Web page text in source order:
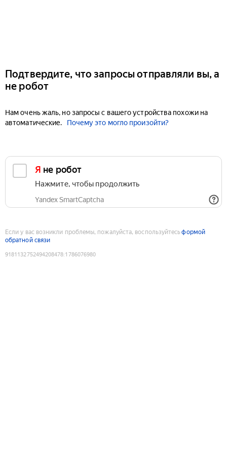
Подтвердите, что запросы отправляли вы, а
не робот
Нам очень жаль, но запросы с вашего устройства похожи на
автоматические.
Почему это могло произойти?
Я не робот
Нажмите, чтобы продолжить
Yandex SmartCaptcha
Если у вас возникли проблемы, пожалуйста, воспользуйтесьформой
обратной связи
9181132752494208478:1786076980